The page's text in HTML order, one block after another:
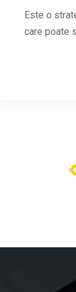
Este o
care poate